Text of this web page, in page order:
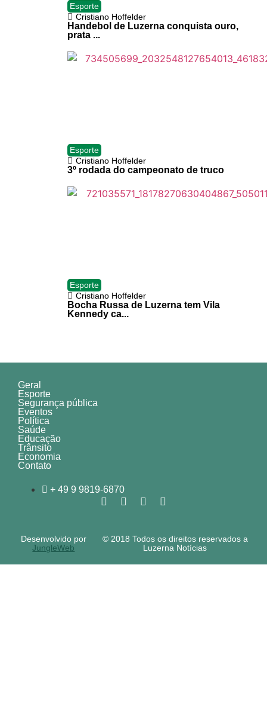
Esporte
Cristiano Hoffelder
Handebol de Luzerna conquista ouro,
prata ...
Esporte
Cristiano Hoffelder
3º rodada do campeonato de truco
Esporte
Cristiano Hoffelder
Bocha Russa de Luzerna tem Vila
Kennedy ca...
Geral
Esporte
Segurança pública
Eventos
Política
Saúde
Educação
Trânsito
Economia
Contato
+ 49 9 9819-6870
© 2018 Todos os direitos reservados a
Luzerna Notícias
Desenvolvido por
JungleWeb